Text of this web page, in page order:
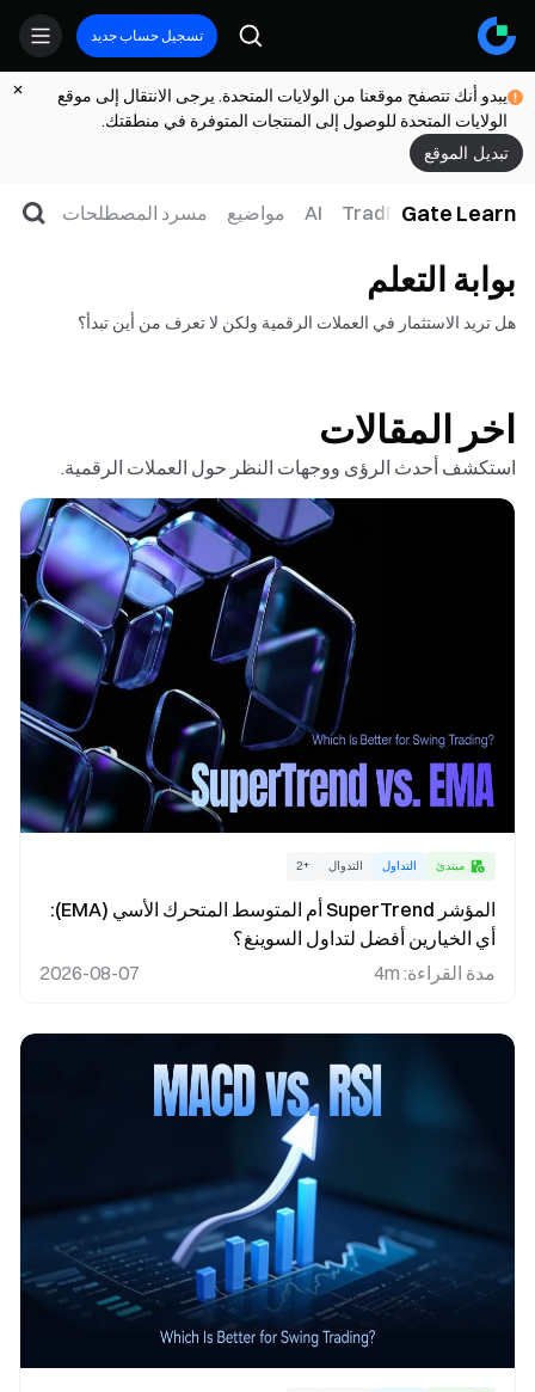
تسجيل حساب جديد
يبدو أنك تتصفح موقعنا من الولايات المتحدة. يرجى الانتقال إلى موقع
الولايات المتحدة للوصول إلى المنتجات المتوفرة في منطقتك.
تبديل الموقع
Gate Learn
ويب3 TradFi
AI مواضيع مسرد المصطلحات
بوابة التعلم
هل تريد الاستثمار في العملات الرقمية ولكن لا تعرف من أين تبدأ؟
اخر المقالات
استكشف أحدث الرؤى ووجهات النظر حول العملات الرقمية.
مبتدئ التداول التدوال +
2
المؤشر SuperTrend أم المتوسط المتحرك الأسي (EMA):
أي الخيارين أفضل لتداول السوينغ؟
مدة القراءة:
4m
2026-08-07